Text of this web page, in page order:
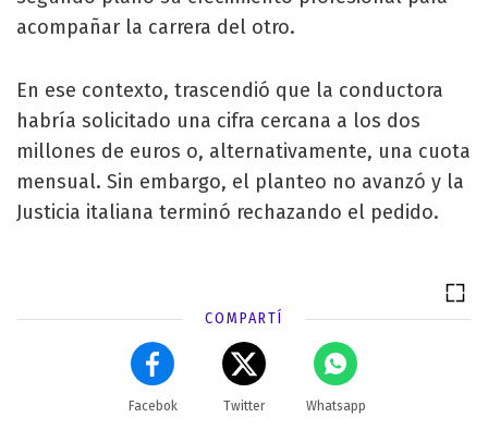
acompañar la carrera del otro.
En ese contexto, trascendió que la conductora
habría solicitado una cifra cercana a los dos
millones de euros o, alternativamente, una cuota
mensual. Sin embargo, el planteo no avanzó y la
Justicia italiana terminó rechazando el pedido.
COMPARTÍ
Facebok Twitter Whatsapp